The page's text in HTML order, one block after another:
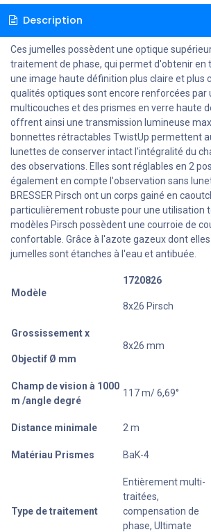
Description
Ces jumelles possèdent une optique
traitement de phase, qui permet d'obtenir en
une image haute définition plus claire et plus
qualités optiques sont encore renforcées
multicouches et des prismes en verre haute
offrent ainsi une transmission lumineuse
bonnettes rétractables TwistUp permettent
lunettes de conserver intact l'intégralité du
des observations. Elles sont réglables en 2
également en compte l'observation sans
BRESSER Pirsch ont un corps gainé en
particulièrement robuste pour une utilisation
modèles Pirsch possèdent une courroie de
confortable. Grâce à l'azote gazeux dont
jumelles sont étanches à l'eau et antibuée.
Modèle
1720826
8x26 Pirsch
Grossissement x
Objectif Ø mm
8x26 mm
Champ de vision à 1000
m /angle degré
117 m/ 6,69°
Distance minimale 2 m
Matériau Prismes BaK-4
Type de traitement
Entièrement multi-
traitées,
compensation de
phase, Ultimate